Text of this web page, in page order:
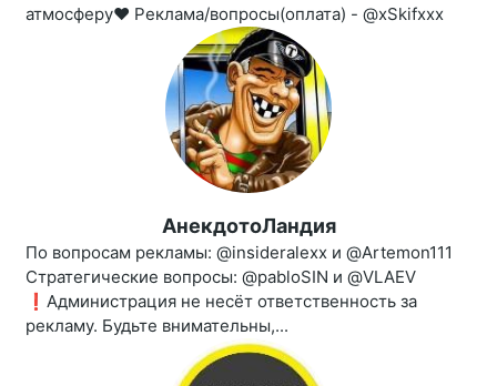
атмосферу❤ Реклама/вопросы(оплата) - @xSkifxxx
АнекдотоЛандия
По вопросам рекламы: @insideralexx и @Artemon111
Стратегические вопросы: @pabloSIN и @VLAEV
❗️Администрация не несёт ответственность за
рекламу. Будьте внимательны,...